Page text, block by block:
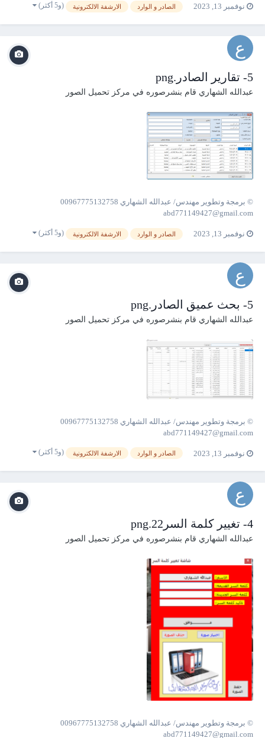
نوفمبر 13, 2023 الصادر و الوارد الارشفة الالكترونية (و5 أكثر)
5- تقارير الصادر.png
عبدالله الشهاري قام بنشرصوره في مركز تحميل الصور
© برمجة وتطوير مهندس/ عبدالله الشهاري 00967775132758
abd771149427@gmail.com
نوفمبر 13, 2023 الصادر و الوارد الارشفة الالكترونية (و5 أكثر)
5- بحث عميق الصادر.png
عبدالله الشهاري قام بنشرصوره في مركز تحميل الصور
© برمجة وتطوير مهندس/ عبدالله الشهاري 00967775132758
abd771149427@gmail.com
نوفمبر 13, 2023 الصادر و الوارد الارشفة الالكترونية (و5 أكثر)
4- تغيير كلمة السر22.png
عبدالله الشهاري قام بنشرصوره في مركز تحميل الصور
© برمجة وتطوير مهندس/ عبدالله الشهاري 00967775132758
abd771149427@gmail.com